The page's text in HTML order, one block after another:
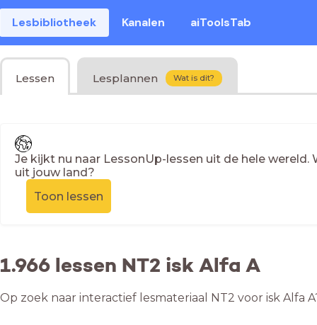
Lesbibliotheek Kanalen aiToolsTab
Lessen Lesplannen Wat is dit?
Je kijkt nu naar LessonUp-lessen uit de hele
uit jouw land?
Toon lessen
1.966 lessen NT2 isk Alfa A
Op zoek naar interactief lesmateriaal NT2 voor isk Alfa